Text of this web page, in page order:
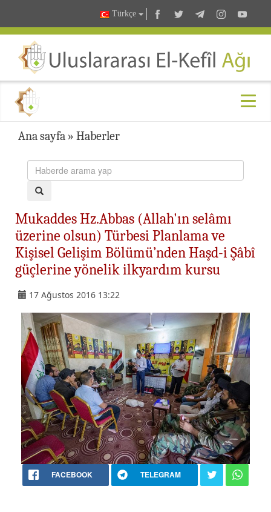
Türkçe
Ana sayfa » Haberler
Mukaddes Hz.Abbas (Allah'ın selâmı
üzerine olsun) Türbesi Planlama ve
Kişisel Gelişim Bölümü’nden Haşd-i Şâbî
güçlerine yönelik ilkyardım kursu
17 Ağustos 2016 13:22
FACEBOOK TELEGRAM